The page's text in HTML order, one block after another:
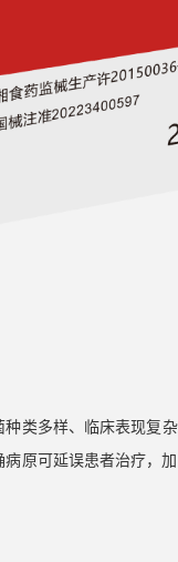
类多样、临床表现复
原可延误患者治疗，